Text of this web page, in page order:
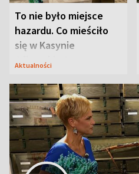
To nie było miejsce
hazardu. Co mieściło
się w Kasynie
Oficerskim?
Aktualności